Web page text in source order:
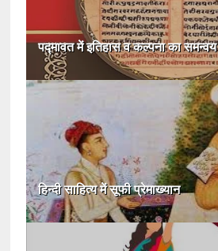
प‌द्मावत में इतिहास व कल्पना का समन्वय
हिन्दी साहित्य में सूफी प्रेमाख्यान